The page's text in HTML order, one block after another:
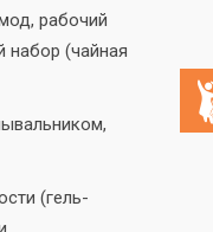
рабочий
набор (чайная
(гель-